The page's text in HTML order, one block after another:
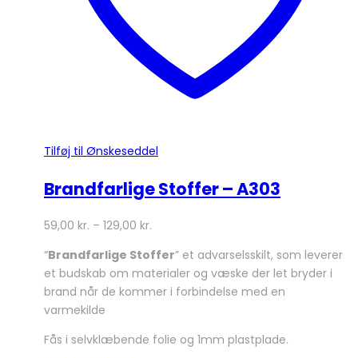
Tilføj til Ønskeseddel
Brandfarlige Stoffer – A303
59,00 kr. – 129,00 kr.
“Brandfarlige Stoffer” et advarselsskilt, som leverer
et budskab om materialer og væske der let bryder i
brand når de kommer i forbindelse med en
varmekilde
Fås i selvklæbende folie og 1mm plastplade.